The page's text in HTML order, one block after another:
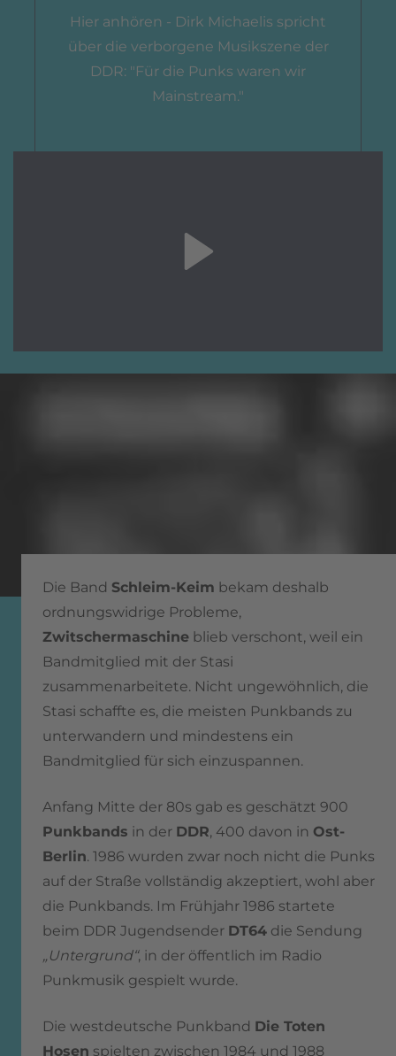
Hier anhören - Dirk Michaelis spricht
über die verborgene Musikszene der
DDR: "Für die Punks waren wir
Mainstream."
Die Band Schleim-Keim bekam deshalb
ordnungswidrige Probleme,
Zwitschermaschine blieb verschont, weil ein
Bandmitglied mit der Stasi
zusammenarbeitete. Nicht ungewöhnlich, die
Stasi schaffte es, die meisten Punkbands zu
unterwandern und mindestens ein
Bandmitglied für sich einzuspannen.
Anfang Mitte der 80s gab es geschätzt 900
Punkbands in der DDR, 400 davon in Ost-
Berlin. 1986 wurden zwar noch nicht die Punks
auf der Straße vollständig akzeptiert, wohl aber
die Punkbands. Im Frühjahr 1986 startete
beim DDR Jugendsender DT64 die Sendung
„Untergrund“, in der öffentlich im Radio
Punkmusik gespielt wurde.
Die westdeutsche Punkband Die Toten
Hosen spielten zwischen 1984 und 1988